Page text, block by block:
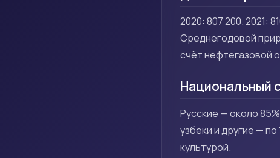
2020: 807 200. 2021:
Среднегодовой
счёт нефтегазовой
Национальный
Русские — около
узбеки и другие —
культурой.